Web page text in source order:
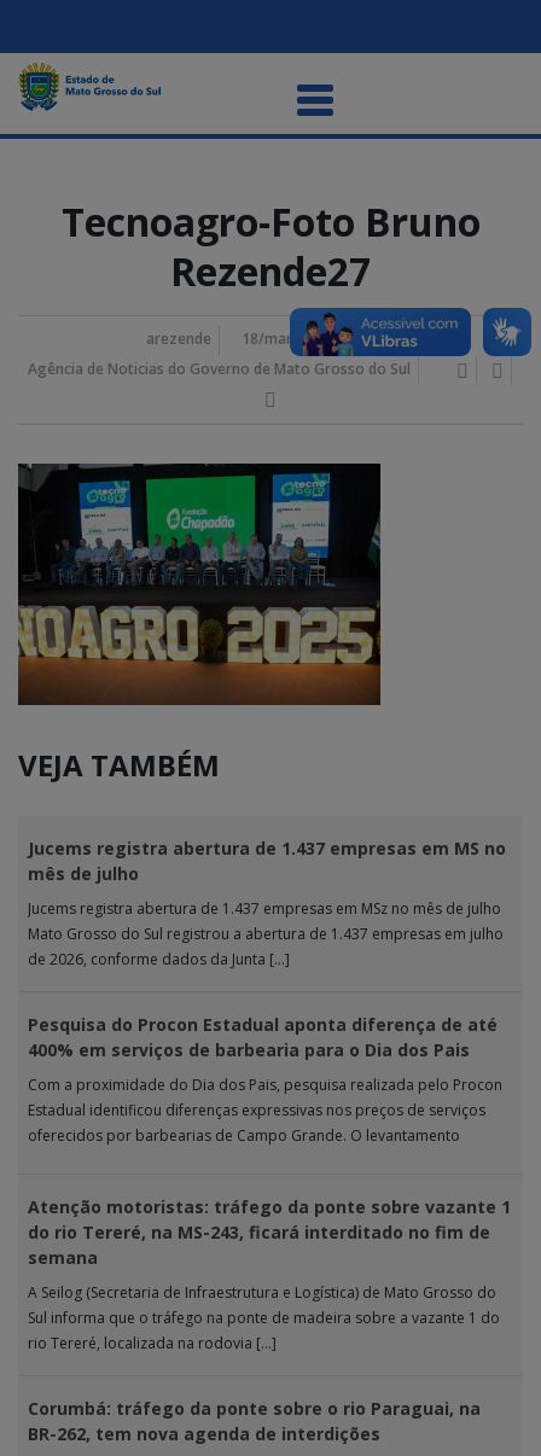
Tecnoagro-Foto Bruno
Rezende27
arezende
18/março/2025 2:42 pm
Agência de Noticias do Governo de Mato Grosso do Sul
VEJA TAMBÉM
Jucems registra abertura de 1.437 empresas em MS no
mês de julho
Jucems registra abertura de 1.437 empresas em MSz no mês de julho
Mato Grosso do Sul registrou a abertura de 1.437 empresas em julho
de 2026, conforme dados da Junta […]
Pesquisa do Procon Estadual aponta diferença de até
400% em serviços de barbearia para o Dia dos Pais
Com a proximidade do Dia dos Pais, pesquisa realizada pelo Procon
Estadual identificou diferenças expressivas nos preços de serviços
oferecidos por barbearias de Campo Grande. O levantamento
Atenção motoristas: tráfego da ponte sobre vazante 1
do rio Tereré, na MS-243, ficará interditado no fim de
semana
A Seilog (Secretaria de Infraestrutura e Logística) de Mato Grosso do
Sul informa que o tráfego na ponte de madeira sobre a vazante 1 do
rio Tereré, localizada na rodovia […]
Corumbá: tráfego da ponte sobre o rio Paraguai, na
BR-262, tem nova agenda de interdições